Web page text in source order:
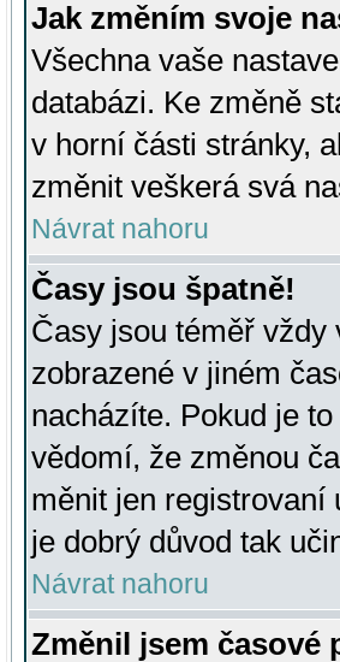
Jak změním svoje
Všechna vaše
databázi. Ke změně
v horní části stránky,
změnit veškerá svá
Návrat nahoru
Časy jsou špatně!
Časy jsou téměř vždy
zobrazené v jiném
nacházíte. Pokud je
vědomí, že změnou
měnit jen registrovaní
je dobrý důvod tak
Návrat nahoru
Změnil jsem časové